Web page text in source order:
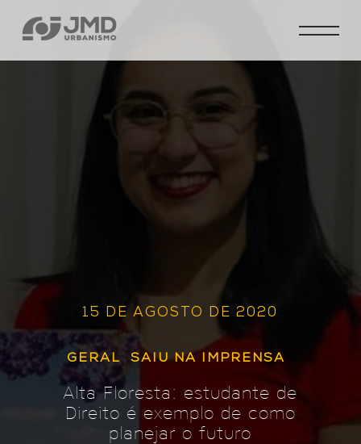
15 DE AGOSTO DE 2020
GERAL SAIU NA IMPRENSA
Alta Floresta: estudante de
Direito é exemplo de como
planejar o futuro